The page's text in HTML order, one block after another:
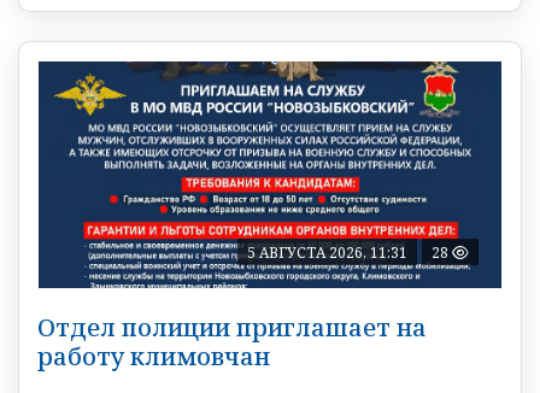
5 АВГУСТА 2026, 11:31 28
Отдел полиции приглашает на
работу климовчан